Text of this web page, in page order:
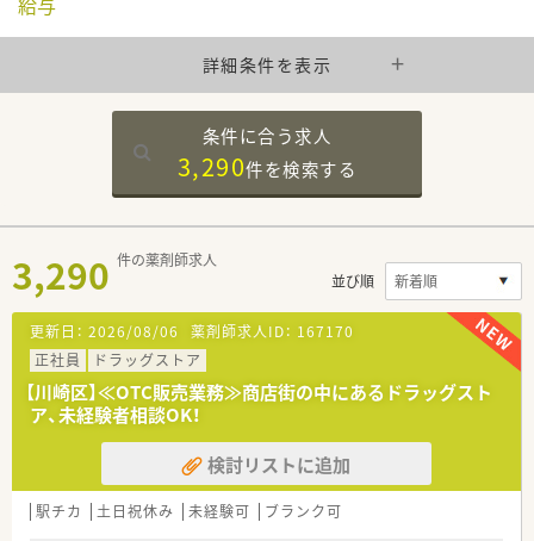
詳細条件を表示
条件に合う求人
3,290件を検索する
3,290 件の薬剤師求人
並び順
更新日： 2026/08/06 薬剤師求人ID： 167170
正社員
ドラッグストア
【川崎区】≪OTC販売業務≫商店街の中にあるドラッグスト
ア、未経験者相談OK！
検討リストに追加
駅チカ 土日祝休み 未経験可 ブランク可